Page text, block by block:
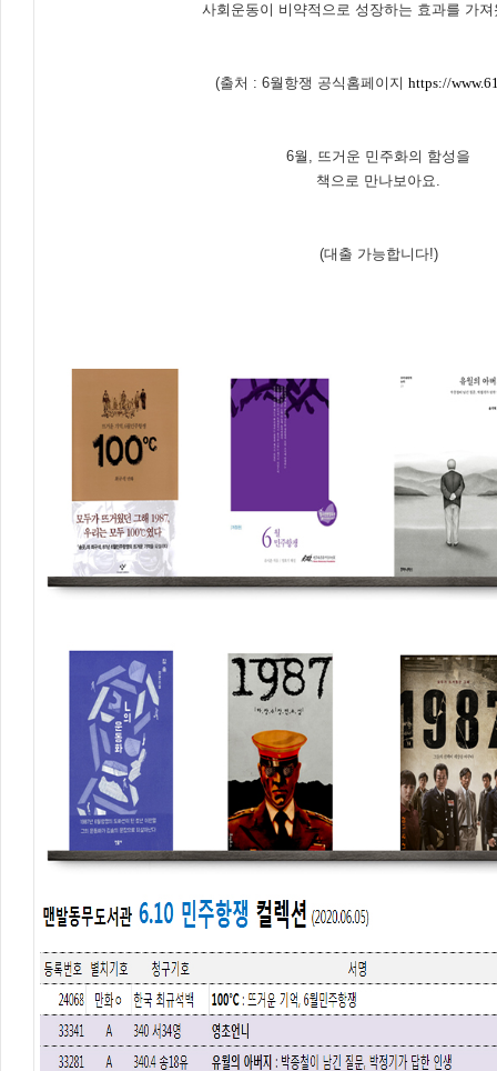
사회운동이 비약적으로 성장하는 효과를 가
(출처 : 6월항쟁 공식홈페이지 https://
6월, 뜨거운 민주화의 함성을
책으로 만나보아요.
(대출 가능합니다!)